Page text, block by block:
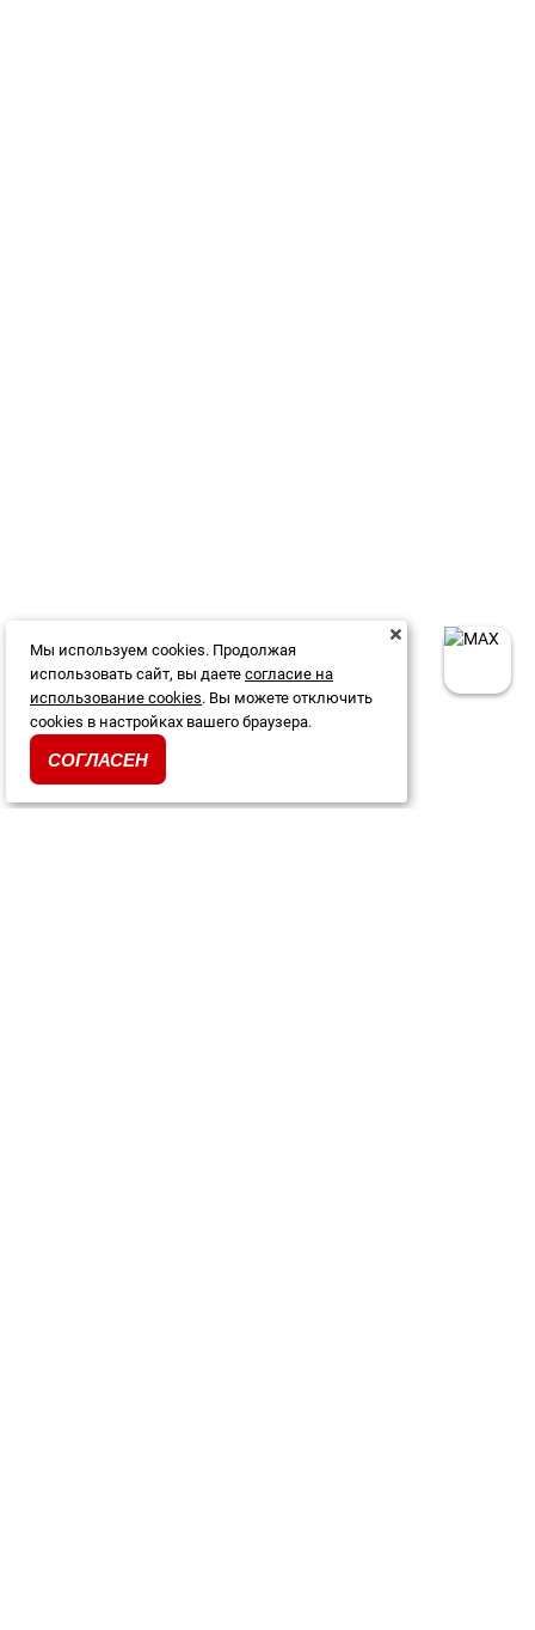
Мы используем cookies. Продолжая
использовать сайт, вы даете согласие на
использование cookies. Вы можете отключить
cookies в настройках вашего браузера.
СОГЛАСЕН